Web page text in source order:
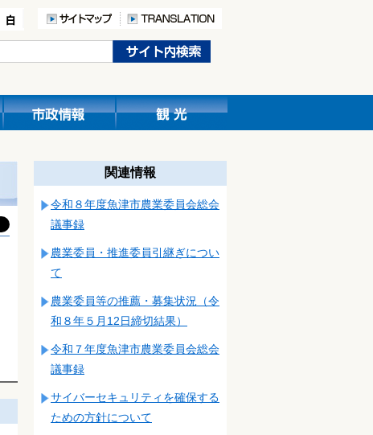
関連情報
令和８年度魚津市農業委員会総会
議事録
農業委員・推進委員引継ぎについ
て
農業委員等の推薦・募集状況（令
和８年５月12日締切結果）
令和７年度魚津市農業委員会総会
議事録
サイバーセキュリティを確保する
ための方針について